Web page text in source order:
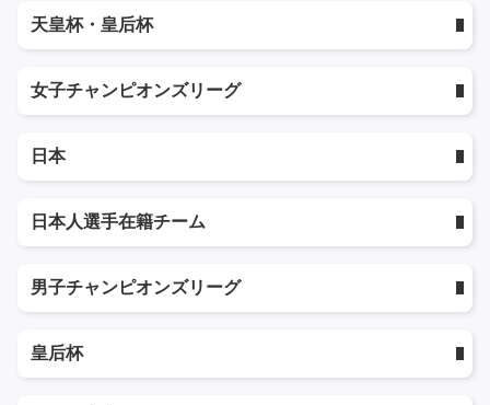
天皇杯・皇后杯
女子チャンピオンズリーグ
日本
日本人選手在籍チーム
男子チャンピオンズリーグ
皇后杯